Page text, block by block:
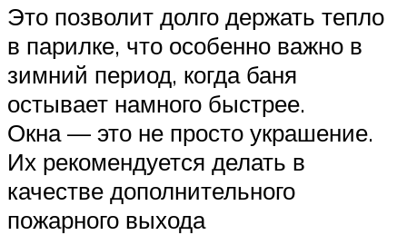
Это позволит долго держать тепло
в парилке, что особенно важно в
зимний период, когда баня
остывает намного быстрее.
Окна — это не просто украшение.
Их рекомендуется делать в
качестве дополнительного
пожарного выхода